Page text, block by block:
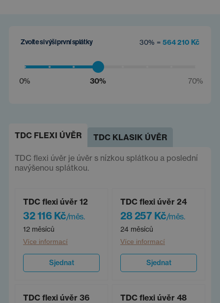
Zvolte si výši první splátky 30% = 564 210 Kč
0% 30% 70%
TDC FLEXI ÚVĚR TDC KLASIK ÚVĚR
TDC flexi úvěr je úvěr s nízkou splátkou a poslední
navýšenou splátkou.
TDC flexi úvěr 12
32 116 Kč/měs.
12 měsíců
Více informací
Sjednat
TDC flexi úvěr 24
28 257 Kč/měs.
24 měsíců
Více informací
Sjednat
TDC flexi úvěr 36 TDC flexi úvěr 48